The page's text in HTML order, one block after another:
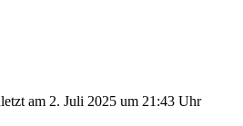
am 2. Juli 2025 um 21:43 Uhr